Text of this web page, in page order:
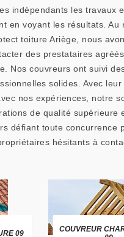
indépendants les travaux
en voyant les résultats. Au
toiture Ariège, nous
des prestataires
Nos couvreurs ont suivi
solides. Avec leur
nos expériences, notre
de qualité supérieure
défiant toute concurrence
hésitants à
09
COUVREUR